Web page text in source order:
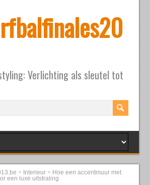
Verlichting als sleutel tot
> Interieur > Hoe een accentmuur met
een luxe uitstraling